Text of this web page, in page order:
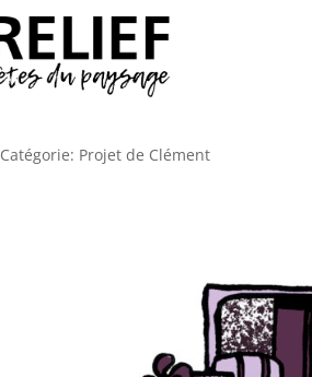
Catégorie: Projet de Clément